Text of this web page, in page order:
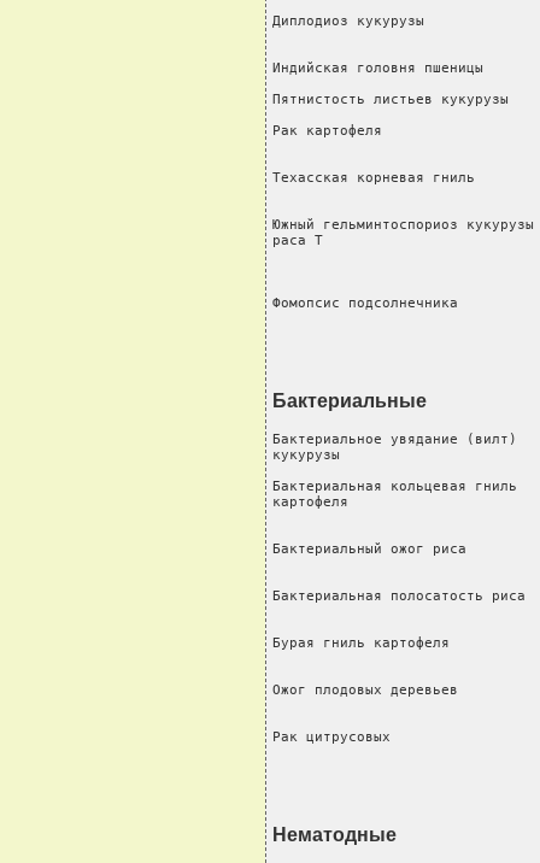
Диплодиоз кукурузы
Индийская головня пшеницы
Пятнистость листьев кукурузы
Рак картофеля
Техасская корневая гниль
Южный гельминтоспориоз
раса T
Фомопсис подсолнечника
Бактериальные
Бактериальное увядание
кукурузы
Бактериальная кольцевая
картофеля
Бактериальный ожог риса
Бактериальная полосатость
Бурая гниль картофеля
Ожог плодовых деревьев
Рак цитрусовых
Нематодные